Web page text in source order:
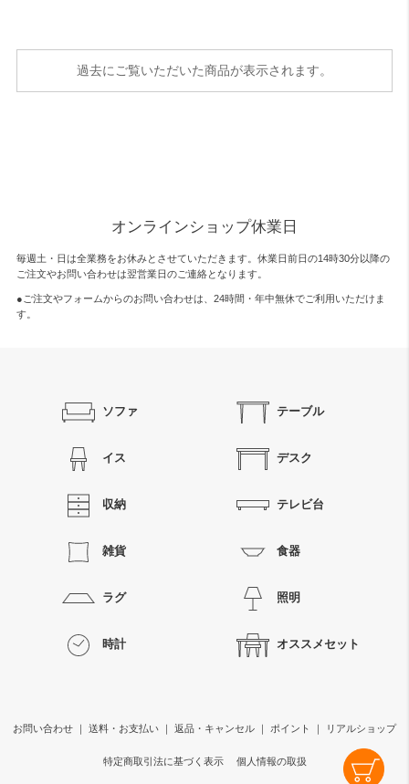
過去にご覧いただいた商品が表示されます。
オンラインショップ休業日
毎週土・日は全業務をお休みとさせていただきます。休業日前日の14時30分以降の
ご注文やお問い合わせは翌営業日のご連絡となります。
●ご注文やフォームからのお問い合わせは、 24時間・年中無休でご利用いただけま
す。
ソファ テーブル
イス デスク
収納 テレビ台
雑貨 食器
ラグ 照明
時計 オススメセット
お問い合わせ ｜ 送料・お支払い ｜ 返品・キャンセル ｜ ポイント ｜ リアルショップ
特定商取引法に基づく表示 個人情報の取扱